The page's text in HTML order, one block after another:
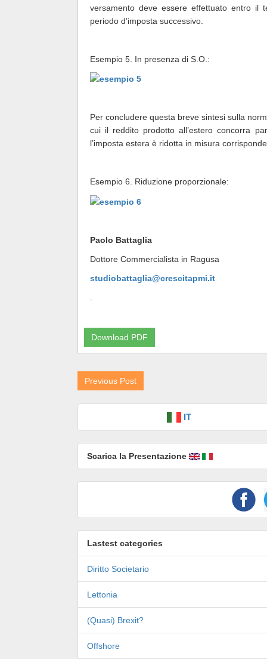
versamento deve essere effettuato entro il
periodo d’imposta successivo.
Esempio 5. In presenza di S.O.:
Per concludere questa breve sintesi sulla
cui il reddito prodotto all’estero concorra
l’imposta estera è ridotta in misura
Esempio 6. Riduzione proporzionale:
Paolo Battaglia
Dottore Commercialista in Ragusa
studiobattaglia@crescitapmi.it
Download PDF
Previous Post
IT
Scarica la Presentazione
Lastest categories
Diritto Societario
Lettonia
(Quasi) Brexit?
Offshore